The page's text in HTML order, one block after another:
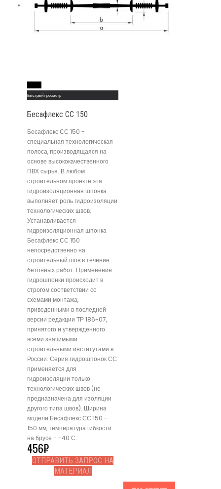
Быстрый просмотр
Бесафлекс СС 150
Бесафлекс СС 150 -
специальная технологическая
полоса, производящаяся на
основе высококачественного
ПВХ сырья. В любом
строительном проекте эта
гидроизоляционная шпонка
выполняет роль гидроизоляции
технологических швов.
Устанавливается
гидроизоляционная шпонка
Бесафлекс СС 150
непосредственно на
строительный шов в течение
бетонных работ. Применение
гидрошпонки происходит в
строгом соответствии со
схемами монтажа,
приведенными в последней
версии редакции ТР 186-07,
принятого и утвержденного
всеми значимыми
строительными институтами в
России. Серия гидрошпонок СС
применяется для
гидроизоляции только
технологических швов (не
предназначена для изоляции
другого типа швов). Ширина
модели Бесафлекс СС 150 -
150 мм, температура гибкости
на брусе - -40 С.
456₽
ОТПРАВИТЬ ЗАПРОС НА
МАТЕРИАЛ